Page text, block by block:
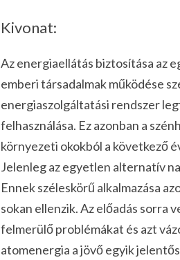
Kivonat:
Az energiaellátás biztosítása az
emberi társadalmak működése
energiaszolgáltatási rendszer
felhasználása. Ez azonban a
környezeti okokból a következő
Jelenleg az egyetlen alternatív
Ennek széleskörű alkalmazása
sokan ellenzik. Az előadás sorra
felmerülő problémákat és azt
atomenergia a jövő egyik